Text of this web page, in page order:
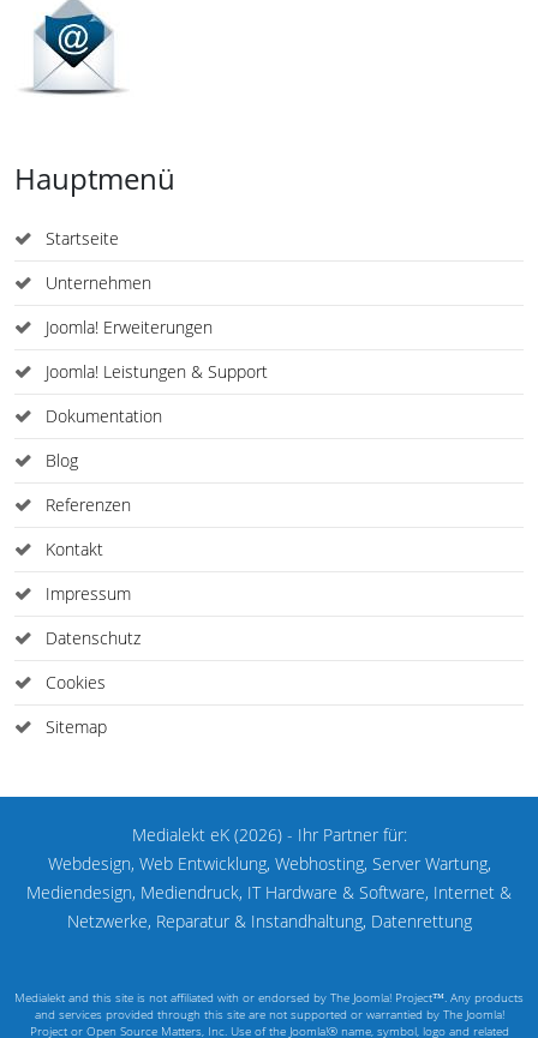
Hauptmenü
Startseite
Unternehmen
Joomla! Erweiterungen
Joomla! Leistungen & Support
Dokumentation
Blog
Referenzen
Kontakt
Impressum
Datenschutz
Cookies
Sitemap
Medialekt eK (2026) - Ihr Partner für:
Webdesign, Web Entwicklung, Webhosting, Server Wartung,
Mediendesign, Mediendruck, IT Hardware & Software, Internet &
Netzwerke, Reparatur & Instandhaltung, Datenrettung
Medialekt and this site is not affiliated with or endorsed by The Joomla! Project™. Any products
and services provided through this site are not supported or warrantied by The Joomla!
Project or Open Source Matters, Inc. Use of the Joomla!® name, symbol, logo and related